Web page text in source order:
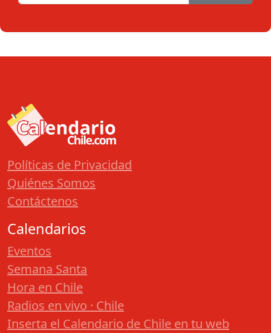
Políticas de Privacidad
Quiénes Somos
Contáctenos
Calendarios
Eventos
Semana Santa
Hora en Chile
Radios en vivo · Chile
Inserta el Calendario de Chile en tu web